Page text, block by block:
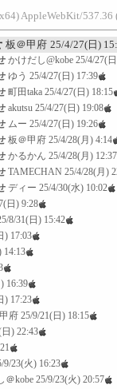
AppleWebKit/
板＠甲府 25/4/27(日)
かけだし@kobe 25/4/27(
ゆう 25/4/27(日) 17:39
町田taka 25/4/27(日) 18:15
akutsu 25/4/27(日) 19:08
ムー 25/4/27(日) 19:26
板＠甲府 25/4/28(月) 4:14
かるかん 25/4/28(月) 12:37
TAMECHAN 25/4/28(月)
ディー 25/4/30(水) 10:02
日) 9:28
8/31(日) 15:42
) 17:03
14:13
16:39
) 17:23
府 25/9/21(日) 18:15
) 22:43
9/23(火) 16:23
＠kobe 25/9/23(火) 20:57